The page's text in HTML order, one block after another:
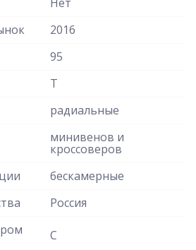
2016
95
T
радиальные
минивенов и
кроссоверов
бескамерные
Россия
C